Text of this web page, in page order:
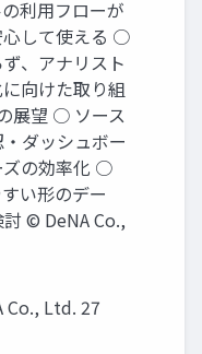
利用フローが
心して使える ○
、アナリスト
向けた取り組
展望 ○ ソース
ダッシュボー
ズの効率化 ○
い形のデー
© DeNA Co.,
Co., Ltd. 27